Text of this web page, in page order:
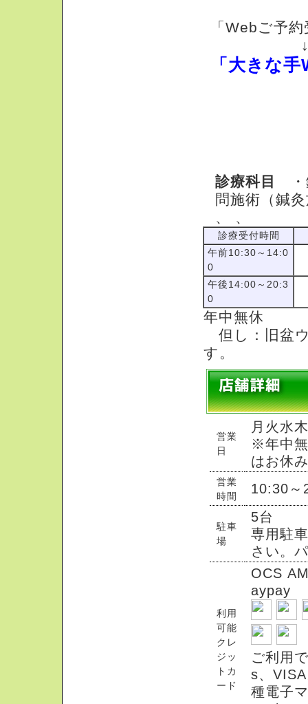
「Webご予
「大きな
診療科目
・
問施術（鍼
、 、
診療受付時間
午前10:30～14:0
0
午後14:00～20:3
0
年中無休
但し：旧盆
す。
営業
日
月火水
※年中
はお休み
営業
時間
10:30～
駐車
場
5台
専用駐
さい。
利用
可能
クレ
ジッ
トカ
ード
OCS
aypay
ご利用
s、
種電子